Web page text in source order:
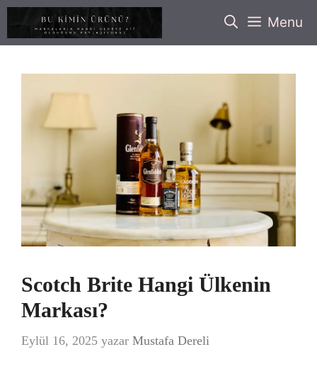
İçeriğe
Menu
Scotch Brite Hangi Ülkenin
Markası?
Eylül 16, 2025 yazar Mustafa Dereli